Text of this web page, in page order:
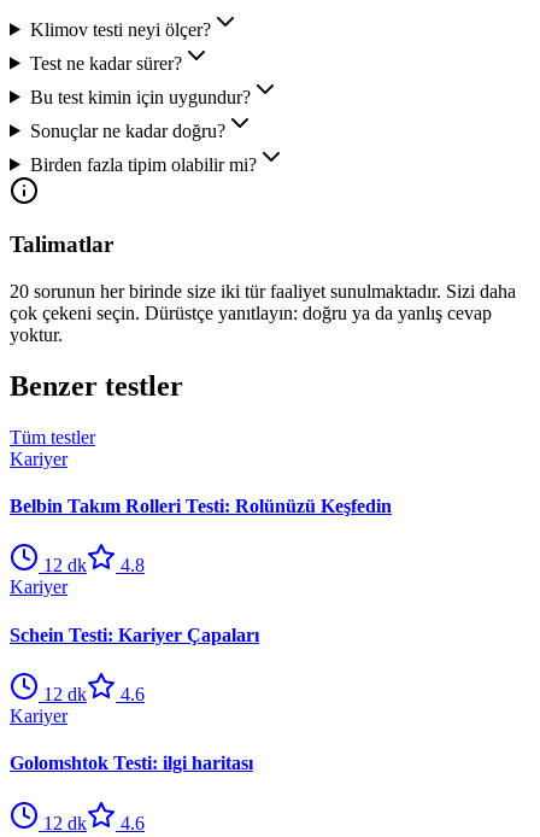
Klimov testi neyi ölçer?
Test ne kadar sürer?
Bu test kimin için uygundur?
Sonuçlar ne kadar doğru?
Birden fazla tipim olabilir mi?
Talimatlar
20 sorunun her birinde size iki tür faaliyet sunulmaktadır. Sizi daha
çok çekeni seçin. Dürüstçe yanıtlayın: doğru ya da yanlış cevap
yoktur.
Benzer testler
Tüm testler
Kariyer
Belbin Takım Rolleri Testi: Rolünüzü Keşfedin
12 dk
4.8
Kariyer
Schein Testi: Kariyer Çapaları
12 dk
4.6
Kariyer
Golomshtok Testi: ilgi haritası
12 dk 4.6